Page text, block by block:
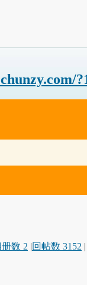
数 2 |回帖数 3152 |